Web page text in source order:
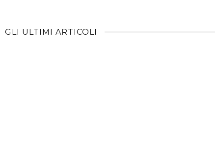
GLI ULTIMI ARTICOLI